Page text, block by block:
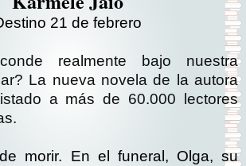
21 de febrero
realmente bajo nuestra
La nueva novela de la autora
a más de 60.000 lectores
morir. En el funeral, Olga, su